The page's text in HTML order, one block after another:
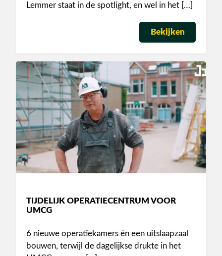
Lemmer staat in de spotlight, en wel in het […]
Bekijken
TIJDELIJK OPERATIECENTRUM VOOR
UMCG
6 nieuwe operatiekamers én een uitslaapzaal
bouwen, terwijl de dagelijkse drukte in het